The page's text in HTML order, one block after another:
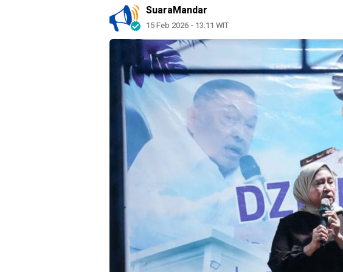
SuaraMandar
15 Feb 2026 - 13:11 WIT